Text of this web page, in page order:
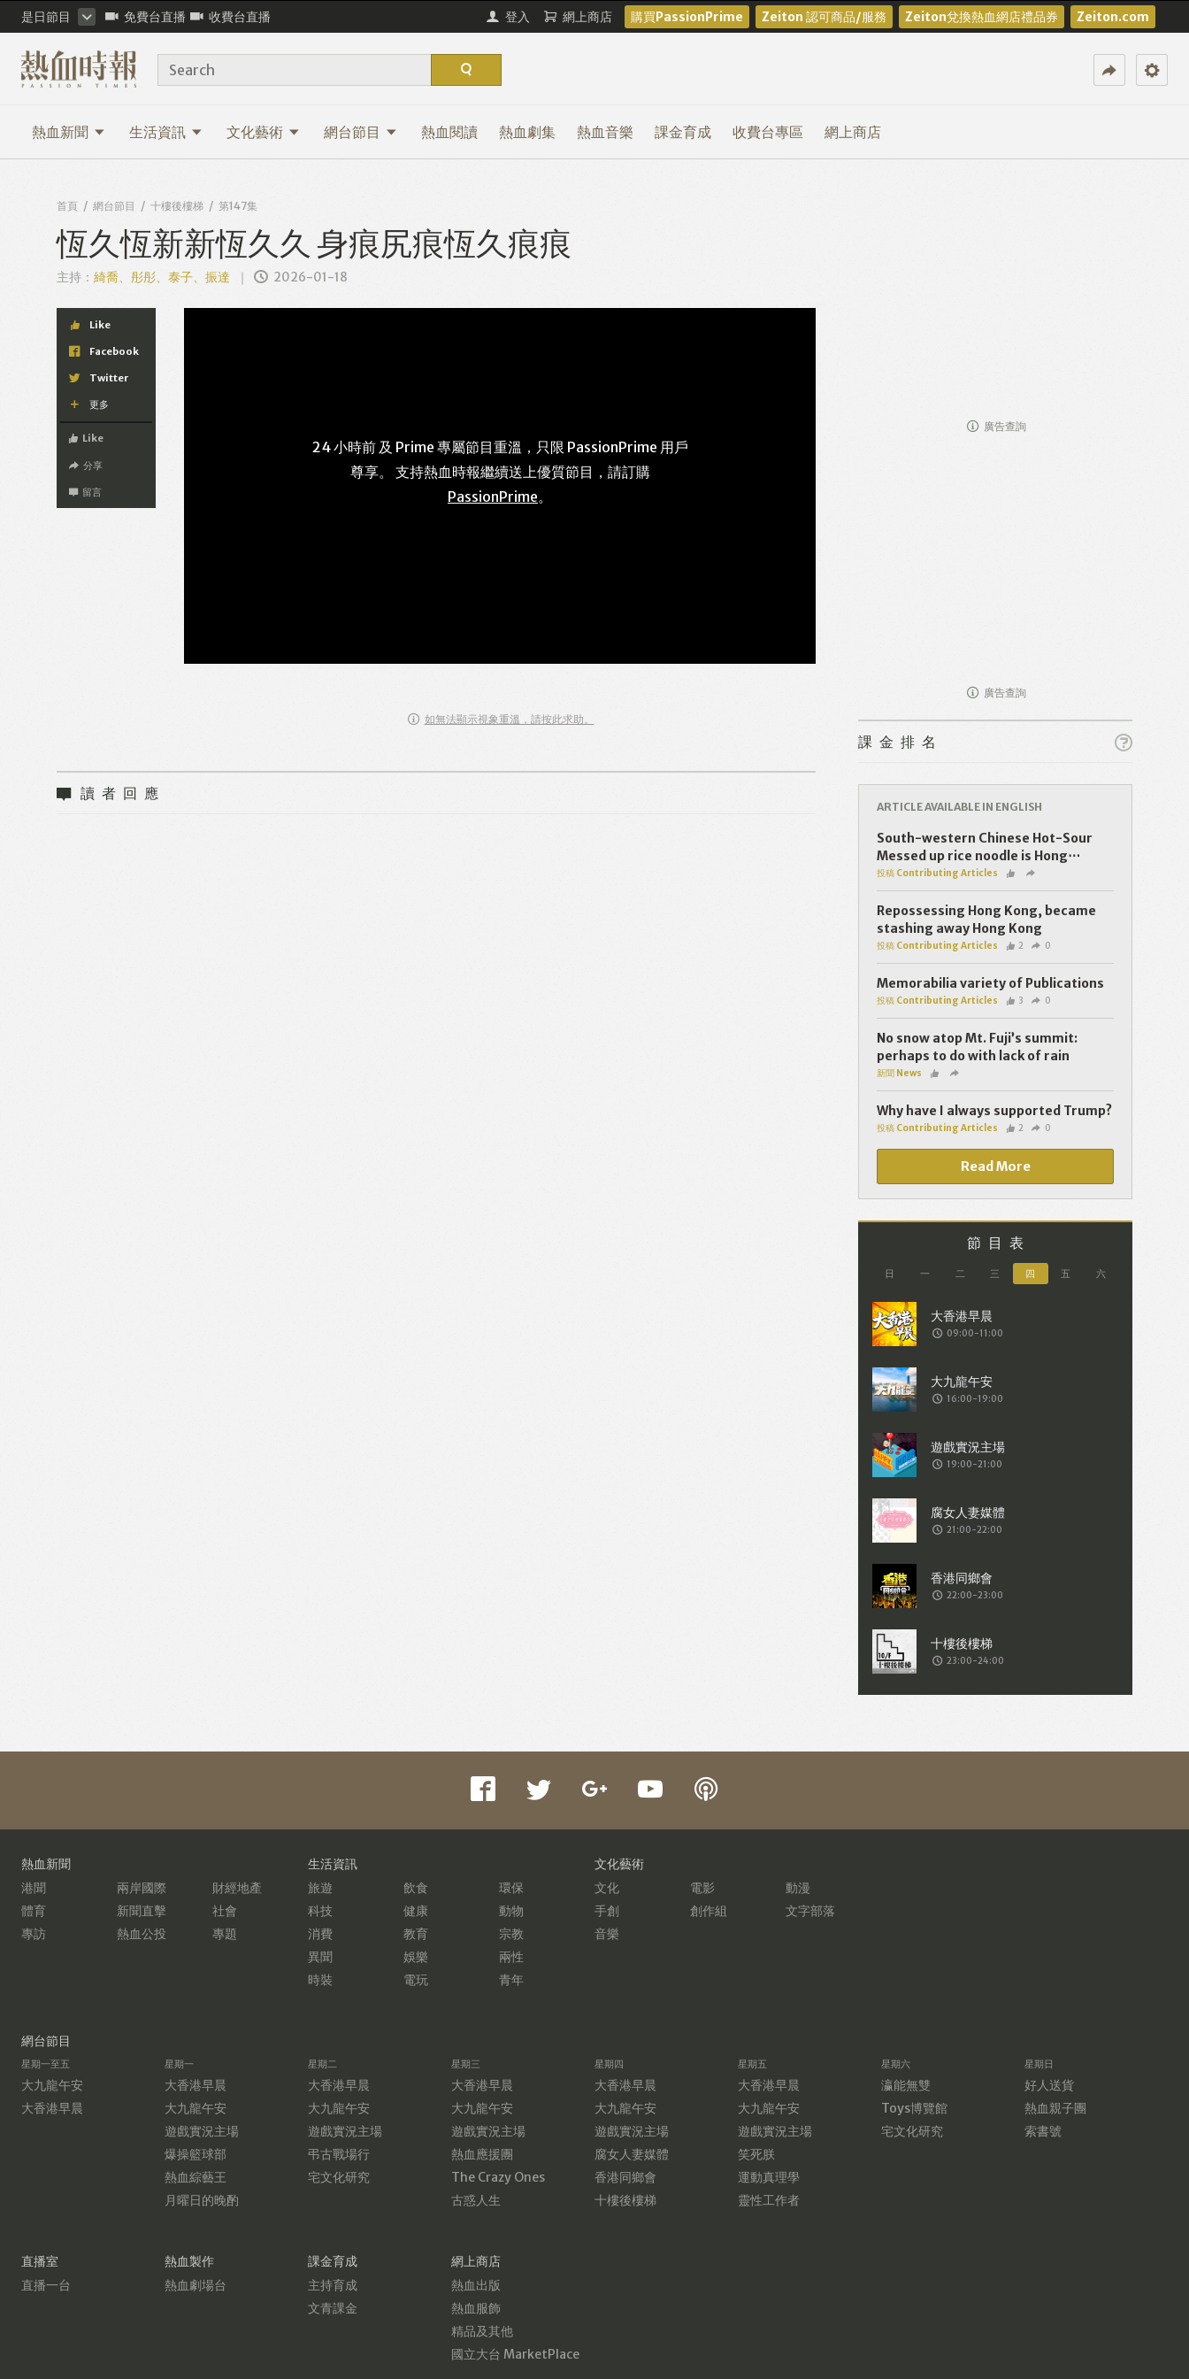
是日節目 免費台直播 收費台直播 登入 網上商店 購買PassionPrime Zeiton 認可商品/服務 Zeiton兌換熱血網店禮品券 Zeiton.com
熱血新聞 生活資訊 文化藝術 網台節目 熱血閱讀 熱血劇集 熱血音樂 課金育成 收費台專區 網上商店
Search
首頁 網台節目 十樓後樓梯 第147集
恆久恆新新恆久久 身痕尻痕恆久痕痕
主持： 綺喬、彤彤、泰子、振達 2026-01-18
Like
Facebook
Twitter
更多
Like
分享
留言
24 小時前 及 Prime 專屬節目重溫，只限 PassionPrime 用戶
尊享。 支持熱血時報繼續送上優質節目，請訂購
PassionPrime。
如無法顯示視象重溫，請按此求助。
讀者回應
廣告查詢
廣告查詢
課金排名
ARTICLE AVAILABLE IN ENGLISH
South-western Chinese Hot-Sour
Messed up rice noodle is Hong⋯
投稿 Contributing Articles
Repossessing Hong Kong, became
stashing away Hong Kong
投稿 Contributing Articles 2 0
Memorabilia variety of Publications
投稿 Contributing Articles 3 0
No snow atop Mt. Fuji’s summit:
perhaps to do with lack of rain
新聞 News
Why have I always supported Trump?
投稿 Contributing Articles 2 0
Read More
節目表
日 一 二 三 四 五 六
09:00-11:00
16:00-19:00
19:00-21:00
21:00-22:00
22:00-23:00
23:00-24:00
熱血新聞
港聞
兩岸國際
財經地產
體育
新聞直擊
社會
專訪
熱血公投 專題
生活資訊
旅遊
飲食
環保
科技
健康
動物
消費
教育
宗教
異聞
娛樂
兩性
時裝
電玩 青年
文化藝術
文化
電影
動漫
手創
創作組
文字部落
音樂
網台節目
星期一至五
大九龍午安
大香港早晨
星期一
大香港早晨
大九龍午安
遊戲實況主場
爆操籃球部
熱血綜藝王
月曜日的晚酌
星期二
大香港早晨
大九龍午安
遊戲實況主場
弔古戰場行
宅文化研究
星期三
大香港早晨
大九龍午安
遊戲實況主場
熱血應援團
The Crazy Ones
古惑人生
星期四
大香港早晨
大九龍午安
遊戲實況主場
腐女人妻媒體
香港同鄉會
十樓後樓梯
星期五
大香港早晨
大九龍午安
遊戲實況主場
笑死朕
運動真理學
靈性工作者
星期六
瀛能無雙
Toys博覽館
宅文化研究
星期日
好人送貨
熱血親子團
索書號
直播室
直播一台
熱血製作
熱血劇場台
課金育成
主持育成
文青課金
網上商店
熱血出版
熱血服飾
精品及其他
國立大台 MarketPlace